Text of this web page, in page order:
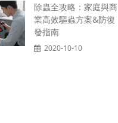
除蟲全攻略：家庭與商
業高效驅蟲方案&防復
發指南
2020-10-10